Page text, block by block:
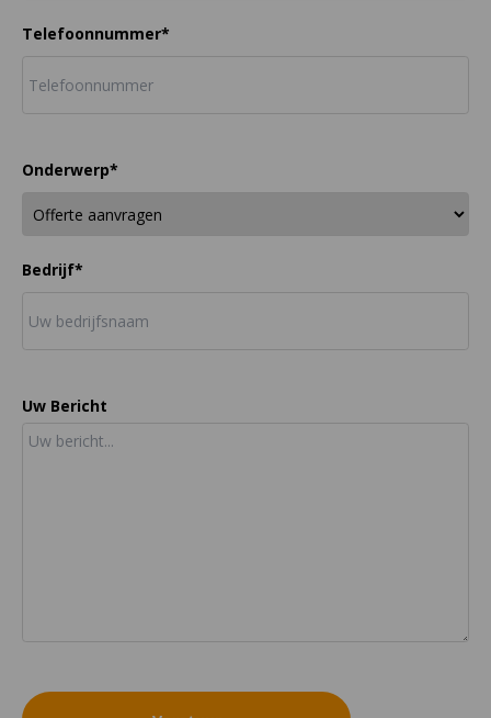
Telefoonnummer*
Onderwerp*
Bedrijf*
Uw Bericht